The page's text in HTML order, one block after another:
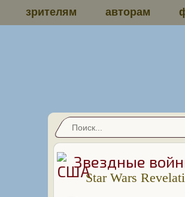
зрителям авторам
Звездные
Star Wars